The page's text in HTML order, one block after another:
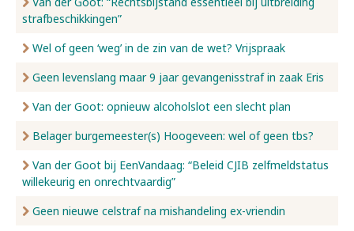
strafbeschikkingen”
Wel of geen ‘weg’ in de zin van de wet? Vrijspraak
Geen levenslang maar 9 jaar gevangenisstraf in zaak Eris
Van der Goot: opnieuw alcoholslot een slecht plan
Belager burgemeester(s) Hoogeveen: wel of geen tbs?
Van der Goot bij EenVandaag: “Beleid CJIB zelfmeldstatus
willekeurig en onrechtvaardig”
Geen nieuwe celstraf na mishandeling ex-vriendin